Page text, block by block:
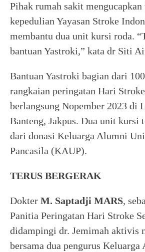
Pihak rumah sakit
kepedulian Yayasan Stroke
membantu dua unit kursi roda.
bantuan Yastroki,” kata dr Siti
Bantuan Yastroki bagian dari
rangkaian peringatan Hari
berlangsung Nopember 2023 di
Banteng, Jakpus. Dua unit kursi
dari donasi Keluarga Alumni
Pancasila (KAUP).
TERUS BERGERAK
Dokter M. Saptadji MARS,
Panitia Peringatan Hari Stroke
didampingi dr. Jemimah aktivis
bersama dua pengurus Keluarga